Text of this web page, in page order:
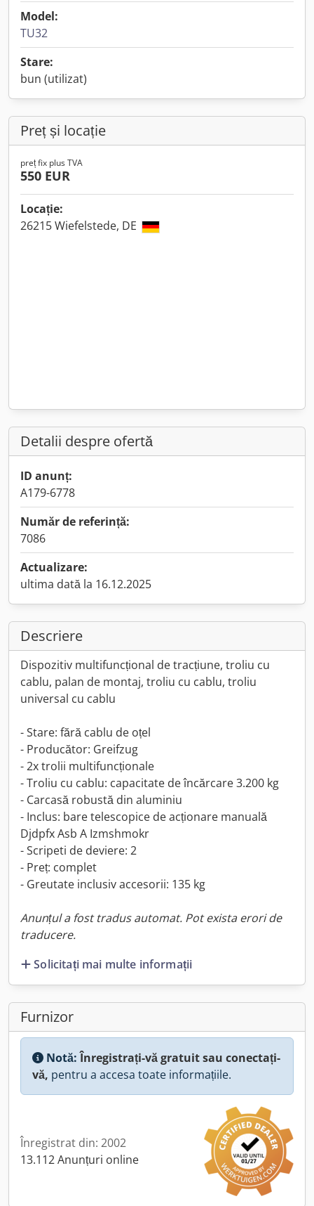
Model:
TU32
Stare:
bun (utilizat)
Preț și locație
preț fix plus TVA
550 EUR
Locație:
26215 Wiefelstede, DE
Detalii despre ofertă
ID anunț:
A179-6778
Număr de referință:
7086
Actualizare:
ultima dată la 16.12.2025
Descriere
Dispozitiv multifuncțional de tracțiune, troliu cu
cablu, palan de montaj, troliu cu cablu, troliu
universal cu cablu
- Stare: fără cablu de oțel
- Producător: Greifzug
- 2x trolii multifuncționale
- Troliu cu cablu: capacitate de încărcare 3.200 kg
- Carcasă robustă din aluminiu
- Inclus: bare telescopice de acționare manuală
Djdpfx Asb A Izmshmokr
- Scripeti de deviere: 2
- Preț: complet
- Greutate inclusiv accesorii: 135 kg
Anunțul a fost tradus automat. Pot exista erori de
traducere.
Solicitați mai multe informații
Furnizor
Notă:Înregistrați-vă gratuit sau conectați-
vă, pentru a accesa toate informațiile.
Înregistrat din: 2002
13.112 Anunțuri online